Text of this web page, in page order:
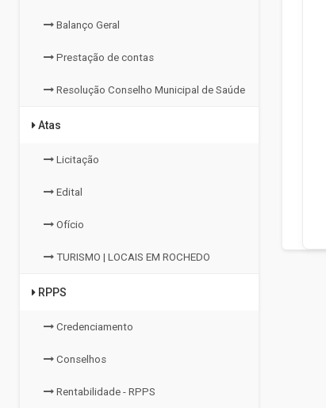
Balanço Geral
Prestação de contas
Resolução Conselho Municipal de Saúde
Atas
Licitação
Edital
Ofício
TURISMO | LOCAIS EM ROCHEDO
RPPS
Credenciamento
Conselhos
Rentabilidade - RPPS